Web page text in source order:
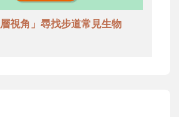
視角」尋找步道常見生物